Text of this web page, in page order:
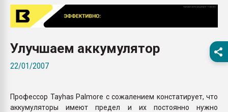
28.07.2026
Материал поверхности
вакуумного
Armaloy PC/ABS-1IM
Улучшаем аккумулятор
22/01/2007
Профессор Tayhas Palmore с сожалением констатирует, что
аккумуляторы имеют предел и их постоянно нужно